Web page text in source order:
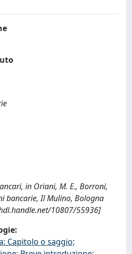
in Oriani, M. E., Borroni,
bancarie, Il Mulino, Bologna
10807/55936]
Capitolo o saggio;